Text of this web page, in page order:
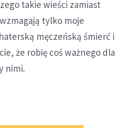
takie wieści zamiast
tylko moje
męczeńską śmierć i
że robię coś ważnego dla
nimi.